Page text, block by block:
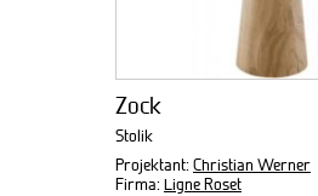
Zock
Stolik
Projektant:Christian Werner
Firma:Ligne Roset